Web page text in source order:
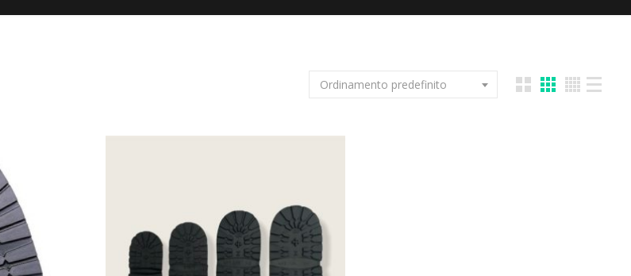
Ordinamento predefinito